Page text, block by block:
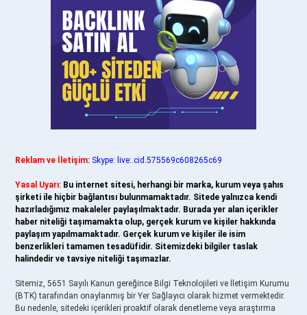
Reklam ve İletişim: Skype: live:.cid.575569c608265c69
Yasal Uyarı: Bu internet sitesi, herhangi bir marka, kurum veya şahıs
şirketi ile hiçbir bağlantısı bulunmamaktadır. Sitede yalnızca kendi
hazırladığımız makaleler paylaşılmaktadır. Burada yer alan içerikler
haber niteliği taşımamakta olup, gerçek kurum ve kişiler hakkında
paylaşım yapılmamaktadır. Gerçek kurum ve kişiler ile isim
benzerlikleri tamamen tesadüfidir. Sitemizdeki bilgiler taslak
halindedir ve tavsiye niteliği taşımazlar.
Sitemiz, 5651 Sayılı Kanun gereğince Bilgi Teknolojileri ve İletişim Kurumu
(BTK) tarafından onaylanmış bir Yer Sağlayıcı olarak hizmet vermektedir.
Bu nedenle, sitedeki içerikleri proaktif olarak denetleme veya araştırma